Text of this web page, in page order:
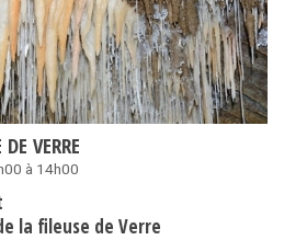
VERRE
à 14h00
la fileuse de Verre